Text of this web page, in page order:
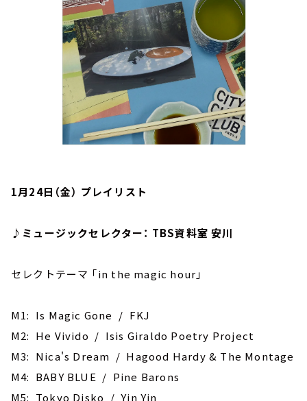
1月24日（金） プレイリスト
♪ミュージックセレクター： TBS資料室 安川
セレクトテーマ ｢in the magic hour｣
M1: Is Magic Gone / FKJ
M2: He Vivido / Isis Giraldo Poetry Project
M3: Nica's Dream / Hagood Hardy & The Montage
M4: BABY BLUE / Pine Barons
M5: Tokyo Disko / Yin Yin